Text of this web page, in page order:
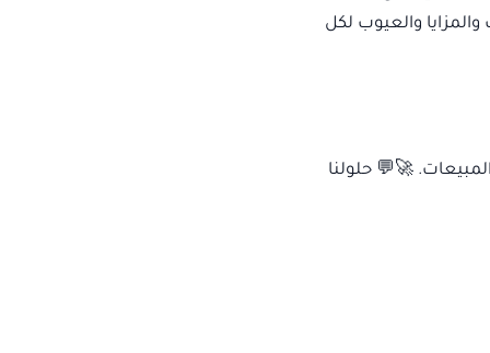
والعيوب لكل
العملاء ويزيد المبيعات. 🚀💬 حلولنا